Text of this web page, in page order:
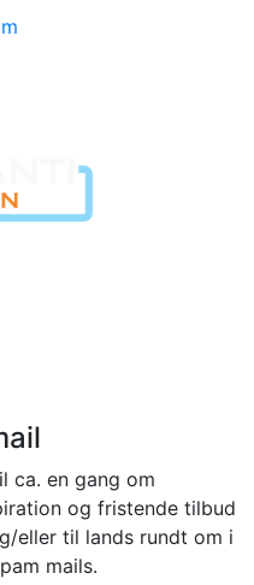
ca. en gang om
og fristende tilbud
eller til lands rundt om i
mails.